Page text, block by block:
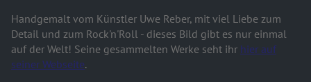
Handgemalt vom Künstler Uwe Reber, mit viel Liebe zum
Detail und zum Rock'n'Roll - dieses Bild gibt es nur einmal
auf der Welt! Seine gesammelten Werke seht ihr hier auf
seiner Webseite.